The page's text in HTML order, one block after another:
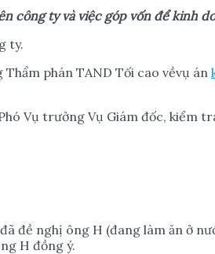
công ty và việc góp vốn đểkinh
ty.
phán TAND Tối cao vềvụ án
Vụ trưởng Vụ Giám đốc, kiểm
đề nghị ông H (đang làm ăn ở
H đồng ý.